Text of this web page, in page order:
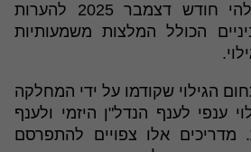
הוועדה פרסמה בשלהי חודש דצמבר 2025 להערות
הכולל המלצות משמעותיות
הגילוי שקודמו על ידי המחלקה
ענפי לענף הנדל"ן היזמי ולענף
מדריכים אלו צפויים להתפרסם